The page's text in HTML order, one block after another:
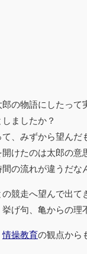
の物語にしたって
ましたか？
、みずから望んだ
けたのは太郎の
の流れが違うだ
競走へ望んで出て
げ句、亀からの
情操教育の観点から